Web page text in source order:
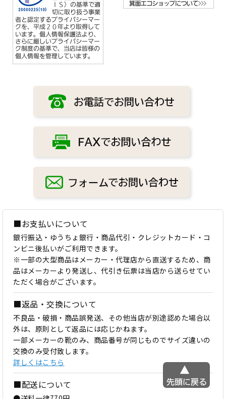
■お支払いについて
銀行振込・ゆうちょ銀行・商品代引・クレジットカード・コ
ンビニ後払いがご利用できます。
※一部の大型商品はメーカー・代理店から直送するため、商
品はメーカーより発送し、代引き伝票は当店から送らせてい
ただく場合がございます。
■返品・交換について
不良品・破損・商品誤発送、その他当店が別途認めた場合以
外は、原則として返品には応じかねます。
一部メーカーの靴のみ、商品番号が同じものでサイズ違いの
交換のみ受付致します。
詳しくはこちら
■配送について